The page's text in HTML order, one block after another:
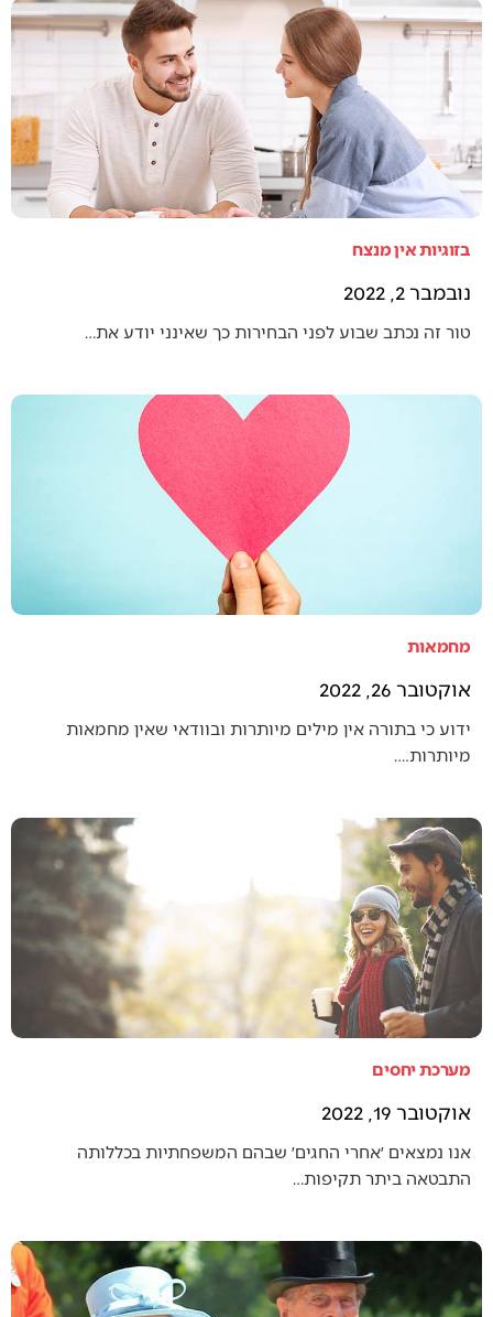
בזוגיות אין מנצח
נובמבר 2, 2022
טור זה נכתב שבוע לפני הבחירות כך שאינני יודע את…
מחמאות
אוקטובר 26, 2022
ידוע כי בתורה אין מילים מיותרות ובוודאי שאין מחמאות
מיותרות.…
מערכת יחסים
אוקטובר 19, 2022
אנו נמצאים ׳אחרי החגים׳ שבהם המשפחתיות בכללותה
התבטאה ביתר תקיפות…